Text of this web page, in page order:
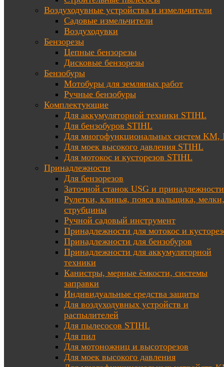
Воздуходувные устройства и измельчители
Садовые измельчители
Воздуходувки
Бензорезы
Цепные бензорезы
Дисковые бензорезы
Бензобуры
Мотобуры для земляных работ
Ручные бензобуры
Комплектующие
Для аккумуляторной техники STIHL
Для бензобуров STIHL
Для многофункциональных систем KM,
Для моек высокого давления STIHL
Для мотокос и кусторезов STIHL
Принадлежности
Для бензорезов
Заточной станок USG и принадлежности
Рулетки, клинья, пояса вальщика, мелки,
струбцины
Ручной садовый инструмент
Принадлежности для мотокос и
Принадлежности для бензобуров
Принадлежности для аккумуляторной
техники
Канистры, мерные ёмкости, системы
заправки
Индивидуальные средства защиты
Для воздуходувных устройств и
распылителей
Для пылесосов STIHL
Для пил
Для мотоножниц и высоторезов
Для моек высокого давления